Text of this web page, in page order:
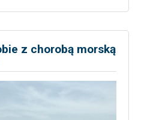
z chorobą morską